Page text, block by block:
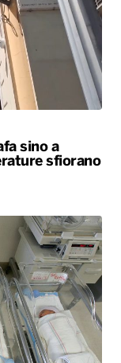
sino a
sfiorano